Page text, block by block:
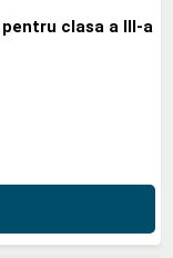
clasa a III-a